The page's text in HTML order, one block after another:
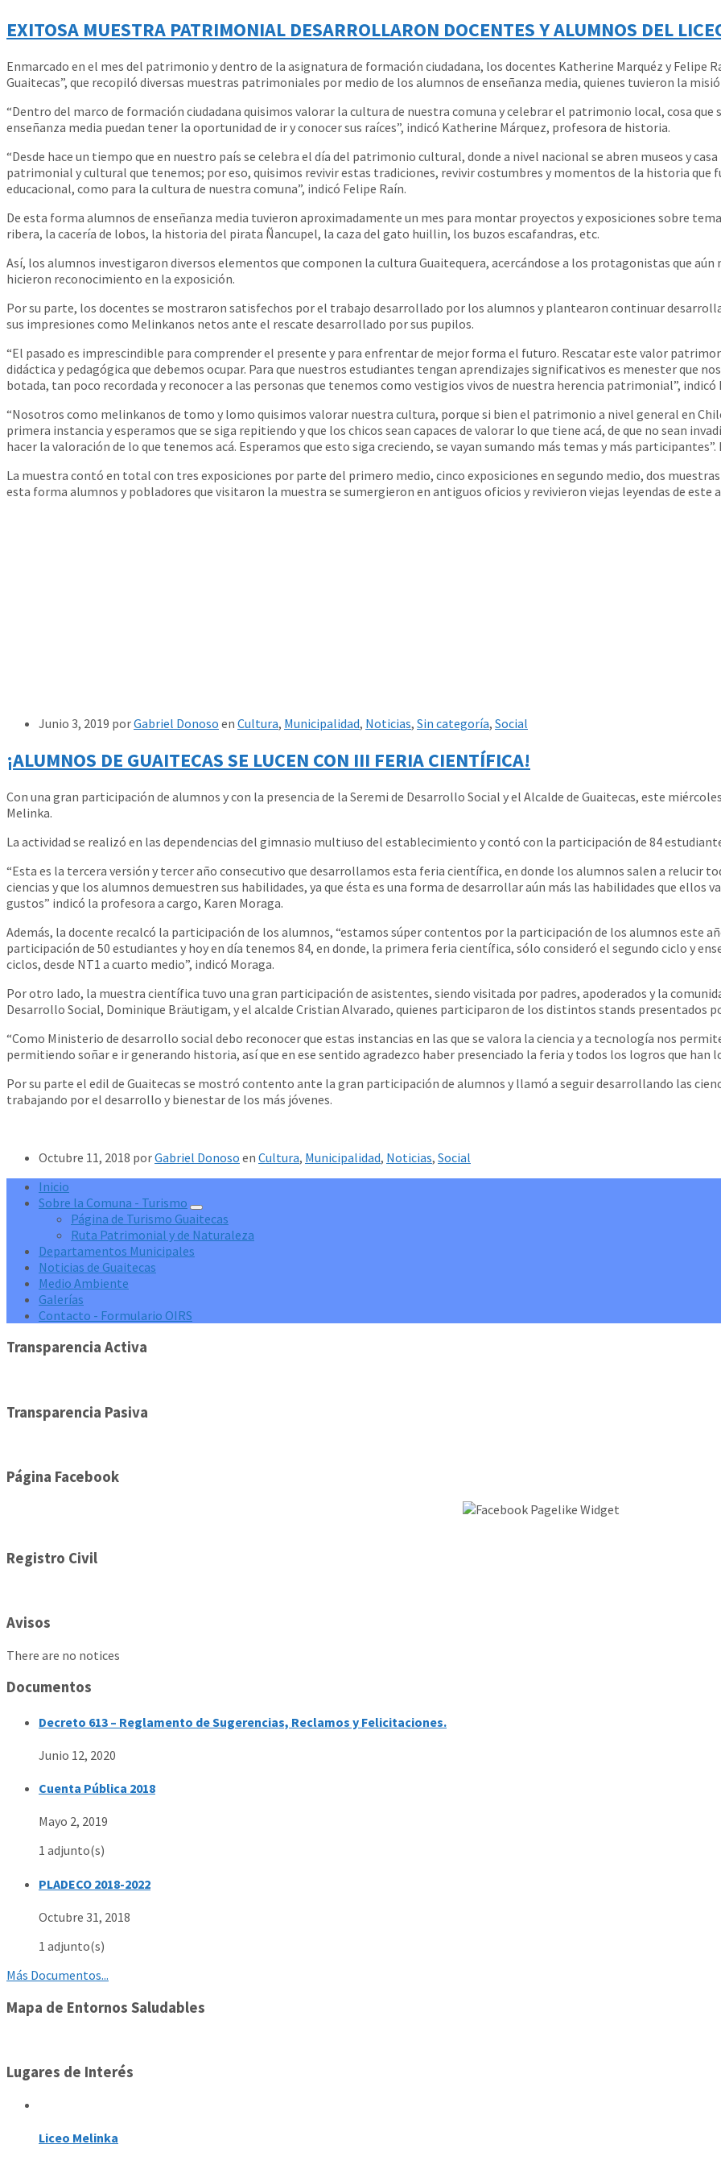
EXITOSA MUESTRA PATRIMONIAL DESARROLLARON DOCENTES Y ALUMNOS DEL
Enmarcado en el mes del patrimonio y dentro de la asignatura de formación ciudadana, los docentes Katherine Marquéz y Felipe
Guaitecas”, que recopiló diversas muestras patrimoniales por medio de los alumnos de enseñanza media, quienes tuvieron la
“Dentro del marco de formación ciudadana quisimos valorar la cultura de nuestra comuna y celebrar el patrimonio local, cosa que
enseñanza media puedan tener la oportunidad de ir y conocer sus raíces”, indicó Katherine Márquez, profesora de historia.
“Desde hace un tiempo que en nuestro país se celebra el día del patrimonio cultural, donde a nivel nacional se abren museos y
patrimonial y cultural que tenemos; por eso, quisimos revivir estas tradiciones, revivir costumbres y momentos de la historia
educacional, como para la cultura de nuestra comuna”, indicó Felipe Raín.
De esta forma alumnos de enseñanza media tuvieron aproximadamente un mes para montar proyectos y exposiciones sobre
ribera, la cacería de lobos, la historia del pirata Ñancupel, la caza del gato huillin, los buzos escafandras, etc.
Así, los alumnos investigaron diversos elementos que componen la cultura Guaitequera, acercándose a los protagonistas que aún
hicieron reconocimiento en la exposición.
Por su parte, los docentes se mostraron satisfechos por el trabajo desarrollado por los alumnos y plantearon continuar
sus impresiones como Melinkanos netos ante el rescate desarrollado por sus pupilos.
“El pasado es imprescindible para comprender el presente y para enfrentar de mejor forma el futuro. Rescatar este valor
didáctica y pedagógica que debemos ocupar. Para que nuestros estudiantes tengan aprendizajes significativos es menester que
botada, tan poco recordada y reconocer a las personas que tenemos como vestigios vivos de nuestra herencia patrimonial”, indicó
“Nosotros como melinkanos de tomo y lomo quisimos valorar nuestra cultura, porque si bien el patrimonio a nivel general en
primera instancia y esperamos que se siga repitiendo y que los chicos sean capaces de valorar lo que tiene acá, de que no sean
hacer la valoración de lo que tenemos acá. Esperamos que esto siga creciendo, se vayan sumando más temas y más participantes”.
La muestra contó en total con tres exposiciones por parte del primero medio, cinco exposiciones en segundo medio, dos
esta forma alumnos y pobladores que visitaron la muestra se sumergieron en antiguos oficios y revivieron viejas leyendas de este
Junio 3, 2019 porGabriel Donoso en Cultura, Municipalidad, Noticias, Sin categoría, Social
¡ALUMNOS DE GUAITECAS SE LUCEN CON III FERIA CIENTÍFICA!
Con una gran participación de alumnos y con la presencia de la Seremi de Desarrollo Social y el Alcalde de Guaitecas, este
Melinka.
La actividad se realizó en las dependencias del gimnasio multiuso del establecimiento y contó con la participación de 84
“Esta es la tercera versión y tercer año consecutivo que desarrollamos esta feria científica, en donde los alumnos salen a relucir
ciencias y que los alumnos demuestren sus habilidades, ya que ésta es una forma de desarrollar aún más las habilidades que
gustos” indicó la profesora a cargo, Karen Moraga.
Además, la docente recalcó la participación de los alumnos, “estamos súper contentos por la participación de los alumnos este
participación de 50 estudiantes y hoy en día tenemos 84, en donde, la primera feria científica, sólo consideró el segundo ciclo y
ciclos, desde NT1 a cuarto medio”, indicó Moraga.
Por otro lado, la muestra científica tuvo una gran participación de asistentes, siendo visitada por padres, apoderados y la
Desarrollo Social, Dominique Bräutigam, y el alcalde Cristian Alvarado, quienes participaron de los distintos stands presentados
“Como Ministerio de desarrollo social debo reconocer que estas instancias en las que se valora la ciencia y a tecnología nos
permitiendo soñar e ir generando historia, así que en ese sentido agradezco haber presenciado la feria y todos los logros que han
Por su parte el edil de Guaitecas se mostró contento ante la gran participación de alumnos y llamó a seguir desarrollando las
trabajando por el desarrollo y bienestar de los más jóvenes.
Octubre 11, 2018 porGabriel Donoso en Cultura, Municipalidad, Noticias, Social
Inicio
Sobre la Comuna - Turismo
Página de Turismo Guaitecas
Ruta Patrimonial y de Naturaleza
Departamentos Municipales
Noticias de Guaitecas
Medio Ambiente
Galerías
Contacto - Formulario OIRS
Transparencia Activa
Transparencia Pasiva
Página Facebook
Registro Civil
Avisos
There are no notices
Documentos
Decreto 613 – Reglamento de Sugerencias, Reclamos y Felicitaciones.
Junio 12, 2020
Cuenta Pública 2018
Mayo 2, 2019
1 adjunto(s)
PLADECO 2018-2022
Octubre 31, 2018
1 adjunto(s)
Más Documentos...
Mapa de Entornos Saludables
Lugares de Interés
Liceo Melinka